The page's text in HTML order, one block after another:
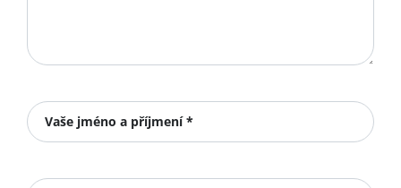
Vaše jméno a příjmení *